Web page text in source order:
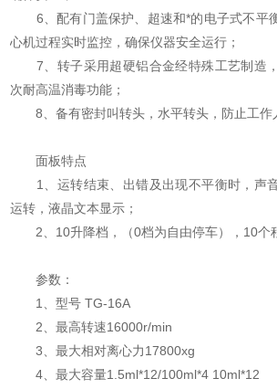
6、配有门盖保护、超速和*的电子式不平
心机过程实时监控，确保仪器安全运行；
7、转子采用超硬铝合金经特殊工艺制造
次耐高温消毒功能；
8、备有密封叫转头，水平转头，防止工作
面板特点
1、运转结束、出错及出现不平衡时，声
运转，液晶文本显示；
2、10升降档，（0档为自由停车），10个
参数：
1、型号 TG-16A
2、最高转速16000r/min
3、最大相对离心力17800xg
4、最大容量1.5ml*12/100ml*4 10ml*12